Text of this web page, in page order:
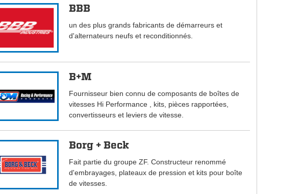
BBB
un des plus grands fabricants de démarreurs et
d'alternateurs neufs et reconditionnés.
B+M
Fournisseur bien connu de composants de boîtes de
vitesses Hi Performance , kits, pièces rapportées,
convertisseurs et leviers de vitesse.
Borg + Beck
Fait partie du groupe ZF. Constructeur renommé
d'embrayages, plateaux de pression et kits pour boîte
de vitesses.